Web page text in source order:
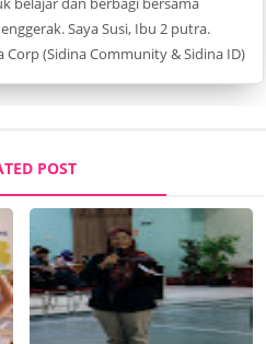
Saya Susi, Ibu 2 putra.
Corp (Sidina Community & Sidina ID)
POST